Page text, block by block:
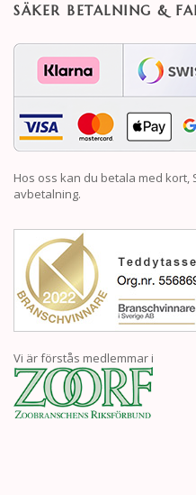
SÄKER BETALNING &
Hos oss kan du betala med
avbetalning.
Vi är förstås medlemmar i